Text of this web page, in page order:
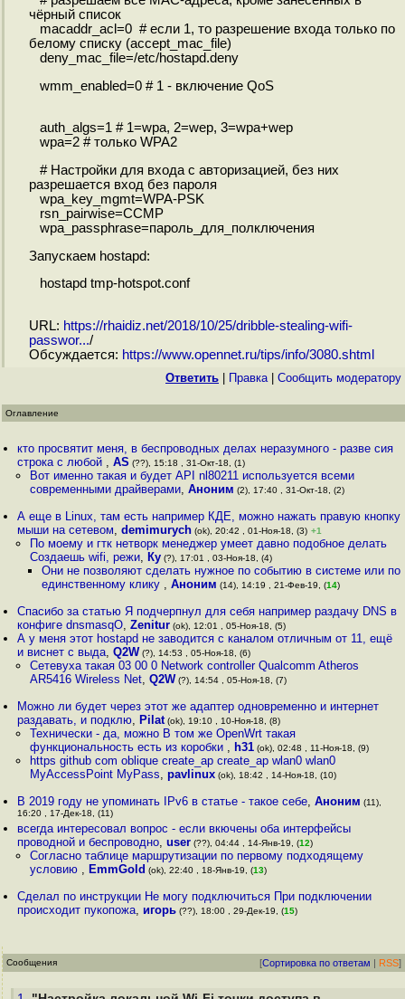
чёрный список
macaddr_acl=0 # если 1, то разрешение входа только по
белому списку (accept_mac_file)
deny_mac_file=/etc/hostapd.deny
wmm_enabled=0 # 1 - включение QoS
auth_algs=1 # 1=wpa, 2=wep, 3=wpa+wep
wpa=2 # только WPA2
# Настройки для входа с авторизацией, без них
разрешается вход без пароля
wpa_key_mgmt=WPA-PSK
rsn_pairwise=CCMP
wpa_passphrase=пароль_для_полключения
Запускаем hostapd:
hostapd tmp-hotspot.conf
URL: https://rhaidiz.net/2018/10/25/dribble-stealing-wifi-
passwor.../
Обсуждается: https://www.opennet.ru/tips/info/3080.shtml
Ответить Правка| Cообщить модератору
Оглавление
кто просвятит меня, в беспроводных делах неразумного - разве сия
строка с любой ,AS (??), 15:18 , 31-Окт-18, (1)
Вот именно такая и будет API nl80211 используется всеми
современными драйверами, Аноним (2), 17:40 , 31-Окт-18, (2)
А еще в Linux, там есть например КДЕ, можно нажать правую кнопку
мыши на сетевом,demimurych (ok), 20:42 , 01-Ноя-18, (3) +1
По моему и гтк нетворк менеджер умеет давно подобное делать
Создаешь wifi, режи, Ку(?), 17:01 , 03-Ноя-18, (4)
Они не позволяют сделать нужное по событию в системе или по
единственному клику , Аноним (14), 14:19 , 21-Фев-19, (14)
Спасибо за статью Я подчерпнул для себя например раздачу DNS в
конфиге dnsmasqО,Zenitur (ok), 12:01 , 05-Ноя-18, (5)
А у меня этот hostapd не заводится с каналом отличным от 11, ещё
и виснет с выда,Q2W (?), 14:53 , 05-Ноя-18, (6)
Сетевуха такая 03 00 0 Network controller Qualcomm Atheros
AR5416 Wireless Net, Q2W(?), 14:54 , 05-Ноя-18, (7)
Можно ли будет через этот же адаптер одновременно и интернет
раздавать, и подклю, Pilat (ok), 19:10 , 10-Ноя-18, (8)
Технически - да, можно В том же OpenWrt такая
функциональность есть из коробки , h31(ok), 02:48 , 11-Ноя-18, (9)
https github com oblique create_ap create_ap wlan0 wlan0
MyAccessPoint MyPass, pavlinux(ok), 18:42 , 14-Ноя-18, (10)
В 2019 году не упоминать IPv6 в статье - такое себе,Аноним (11),
16:20 , 17-Дек-18, (11)
всегда интересовал вопрос - если вкючены оба интерфейсы
проводной и беспроводно,user (??), 04:44 , 14-Янв-19, (12)
Согласно таблице маршрутизации по первому подходящему
условию , EmmGold (ok), 22:40 , 18-Янв-19, (13)
Сделал по инструкции Не могу подключиться При подключении
происходит пукопожа, игорь (??), 18:00 , 29-Дек-19, (15)
Сообщения [Сортировка по ответам | RSS]